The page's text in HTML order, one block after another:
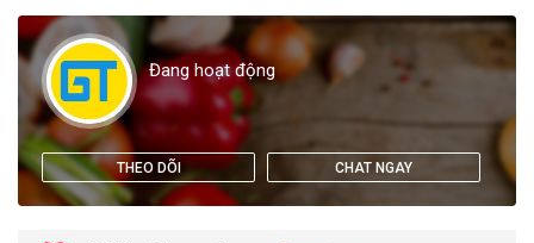
Đang hoạt động
THEO DÕI CHAT NGAY